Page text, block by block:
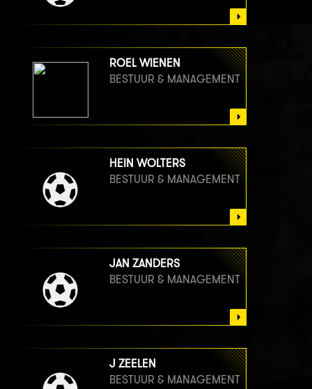
ROEL WIENEN
BESTUUR & MANAGEMENT
HEIN WOLTERS
BESTUUR & MANAGEMENT
JAN ZANDERS
BESTUUR & MANAGEMENT
J ZEELEN
BESTUUR & MANAGEMENT